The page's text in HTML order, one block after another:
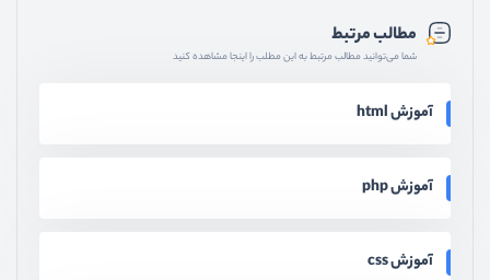
مطالب مرتبط
شما می‌توانید مطالب مرتبط به این مطلب را اینجا مشاهده کنید
آموزش html
آموزش php
آموزش css